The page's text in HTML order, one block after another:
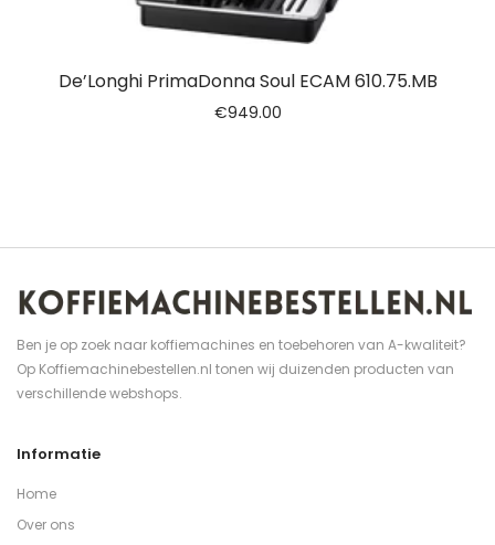
De’Longhi PrimaDonna Soul ECAM 610.75.MB
€949.00
Ben je op zoek naar koffiemachines en toebehoren van A-kwaliteit?
Op Koffiemachinebestellen.nl tonen wij duizenden producten van
verschillende webshops.
Informatie
Home
Over ons